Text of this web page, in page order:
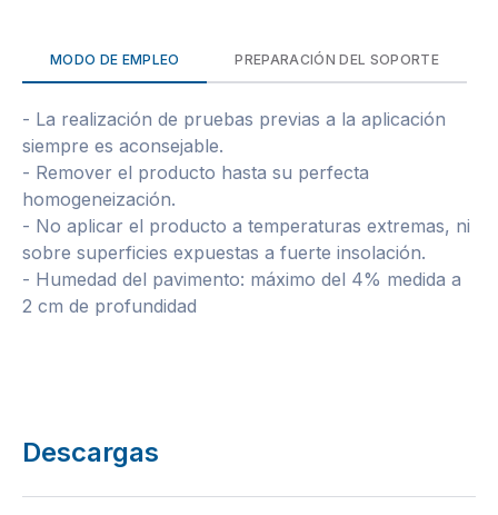
MODO DE EMPLEO PREPARACIÓN DEL SOPORTE
- La realización de pruebas previas a la aplicación
siempre es aconsejable.
- Remover el producto hasta su perfecta
homogeneización.
- No aplicar el producto a temperaturas extremas, ni
sobre superficies expuestas a fuerte insolación.
- Humedad del pavimento: máximo del 4% medida a
2 cm de profundidad
Descargas